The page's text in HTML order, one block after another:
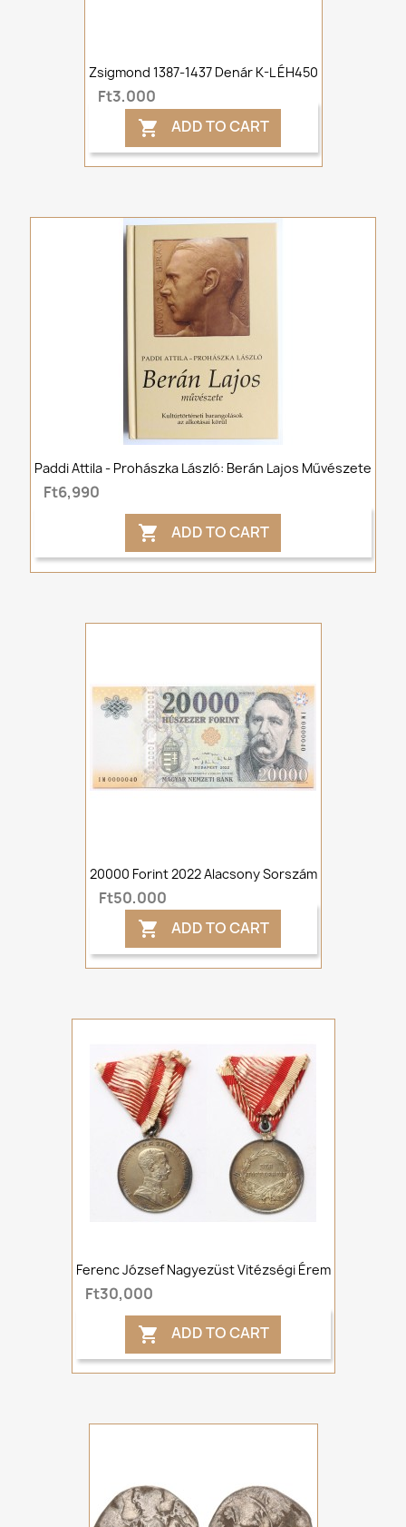
Zsigmond 1387-1437 Denár K-L ÉH450
Ft3,000
 ADD TO CART
Paddi Attila - Prohászka László: Berán Lajos Művészete
Ft6,990
 ADD TO CART
20000 Forint 2022 Alacsony Sorszám
Ft50,000
 ADD TO CART
Ferenc József Nagyezüst Vitézségi Érem
Ft30,000
 ADD TO CART